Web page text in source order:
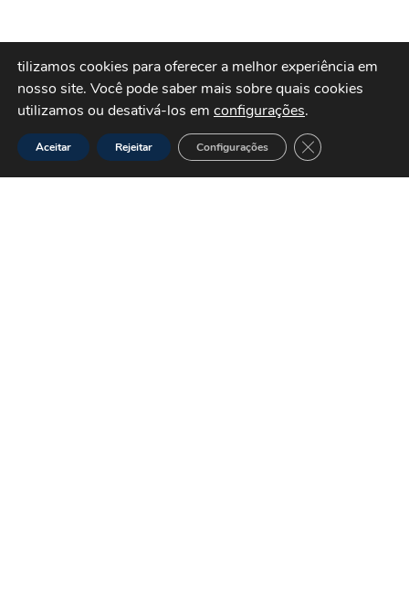
tilizamos cookies para oferecer a melhor experiência em
nosso site. Você pode saber mais sobre quais cookies
utilizamos ou desativá-los em configurações.
Aceitar Rejeitar Configurações Close GDPR